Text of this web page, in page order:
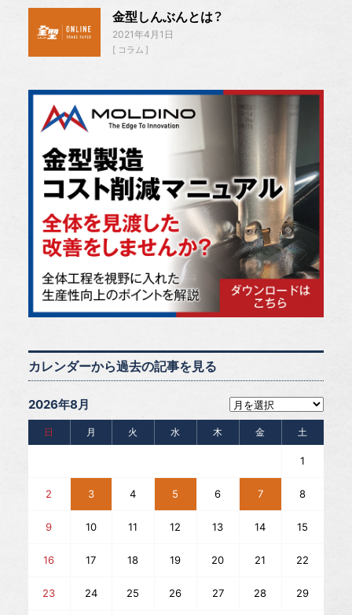
金型しんぶんとは？
2021年4月1日
コラム
カレンダーから過去の記事を見る
2026年8月
日 月 火 水 木 金 土
1
2 3 4 5 6 7 8
9 10 11 12 13 14 15
16 17 18 19 20 21 22
23 24 25 26 27 28 29